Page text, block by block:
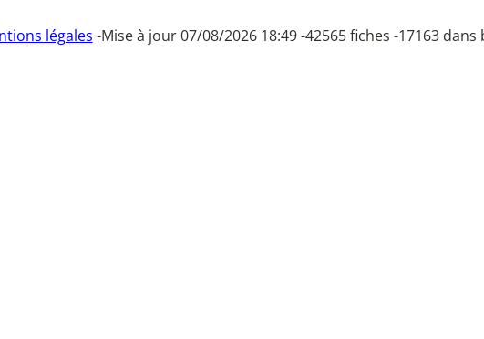
légales -Mise à jour 07/08/2026 18:49 -42565 fiches -17163